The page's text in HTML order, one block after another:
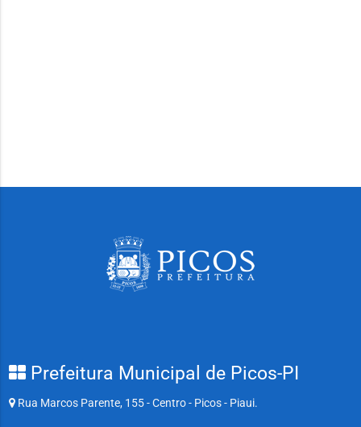
Prefeitura Municipal de Picos-PI
Rua Marcos Parente, 155 - Centro - Picos - Piaui.